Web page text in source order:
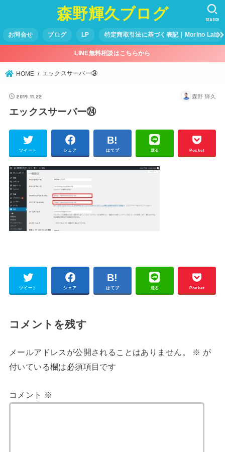
森野輝久ブログ
お問合せ ブログ LP 特定商取引法に基づく表記｜Morino Lab
SEARCH
LINE無料相談はこちらから
HOME エックスサーバー㉔
2019.11.22 森野 輝久
エックスサーバー㉔
ツイート シェア はてブ 送る Pocket
ツイート シェア はてブ 送る Pocket
コメントを残す
メールアドレスが公開されることはありません。 ※ が
付いている欄は必須項目です
コメント ※